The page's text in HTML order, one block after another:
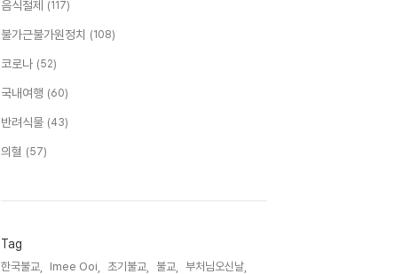
음식절제 (117)
불가근불가원정치 (108)
코로나 (52)
국내여행 (60)
반려식물 (43)
의혈 (57)
Tag
한국불교, Imee Ooi, 초기불교, 불교,
부처님오신날,